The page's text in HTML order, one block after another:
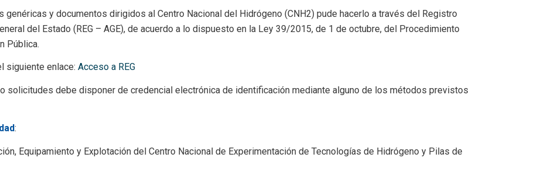
y documentos dirigidos al Centro Nacional del Hidrógeno (CNH2) pude hacerlo a través del Registro
del Estado (REG – AGE), de acuerdo a lo dispuesto en la Ley 39/2015, de 1 de octubre, del Procedimiento
Pública.
siguiente enlace:Acceso a REG
solicitudes debe disponer de credencial electrónica de identificación mediante alguno de los métodos previstos
:
Equipamiento y Explotación del Centro Nacional de Experimentación de Tecnologías de Hidrógeno y Pilas de